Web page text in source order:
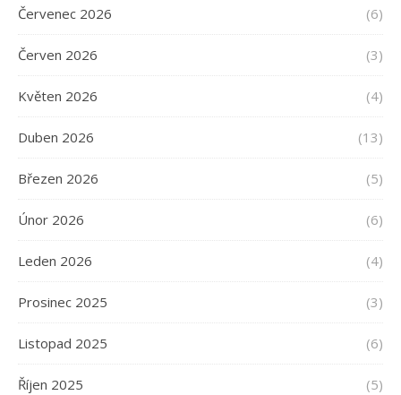
Červenec 2026 (6)
Červen 2026 (3)
Květen 2026 (4)
Duben 2026 (13)
Březen 2026 (5)
Únor 2026 (6)
Leden 2026 (4)
Prosinec 2025 (3)
Listopad 2025 (6)
Říjen 2025 (5)